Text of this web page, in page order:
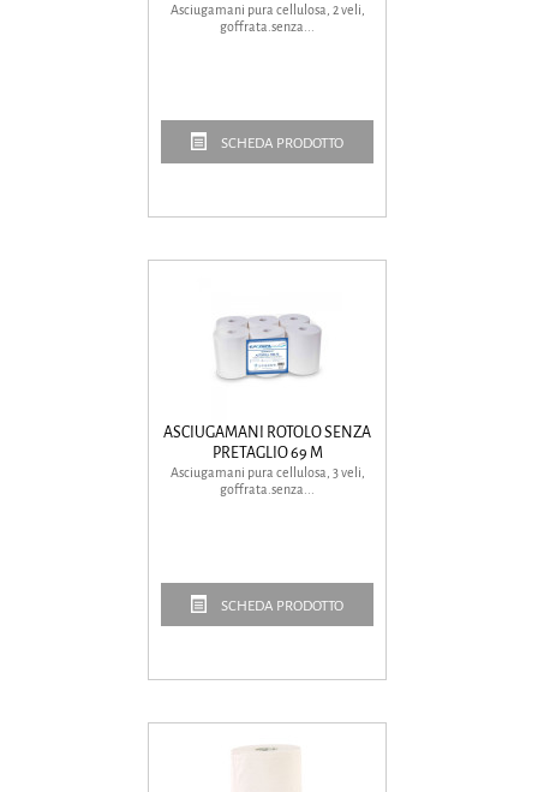
Asciugamani pura cellulosa, 2 veli,
goffrata.senza...
SCHEDA PRODOTTO
ASCIUGAMANI ROTOLO SENZA
PRETAGLIO 69 M
Asciugamani pura cellulosa, 3 veli,
goffrata.senza...
SCHEDA PRODOTTO